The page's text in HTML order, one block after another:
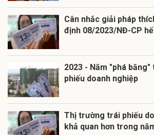
Cân nhắc giải pháp
định 08/2023/NĐ-CP
2023 - Năm "phá
phiếu doanh nghiệp
Thị trường trái phiếu
khả quan hơn trong